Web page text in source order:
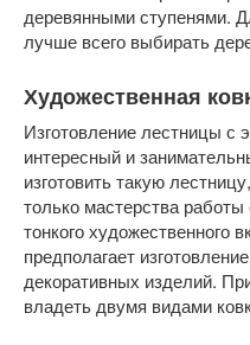
деревянными ступенями.
лучше всего выбирать
Художественная
Изготовление лестницы с
интересный и
изготовить такую
только мастерства
тонкого художественного
предполагает
декоративных изделий.
владеть двумя видами